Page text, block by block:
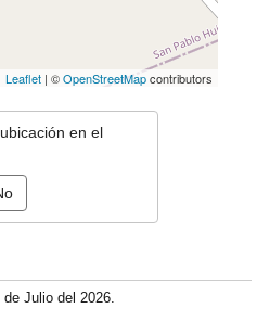
Leaflet | ©OpenStreetMapcontributors
en el
Julio del 2026.